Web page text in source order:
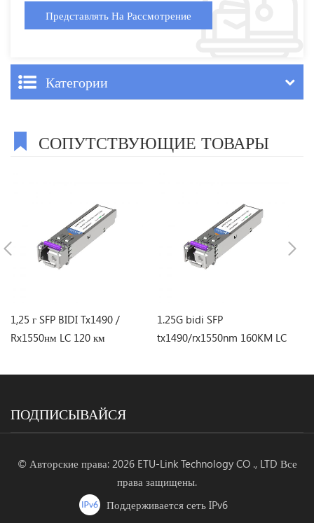
Категории
СОПУТСТВУЮЩИЕ ТОВАРЫ
1,25 г SFP BIDI Tx1490 /
Rx1550нм LC 120 км
1.25G bidi SFP
tx1490/rx1550nm 160KM LC
ПОДПИСЫВАЙСЯ
© Авторские права: 2026 ETU-Link Technology CO ., LTD Все
права защищены.
Поддерживается сеть IPv6